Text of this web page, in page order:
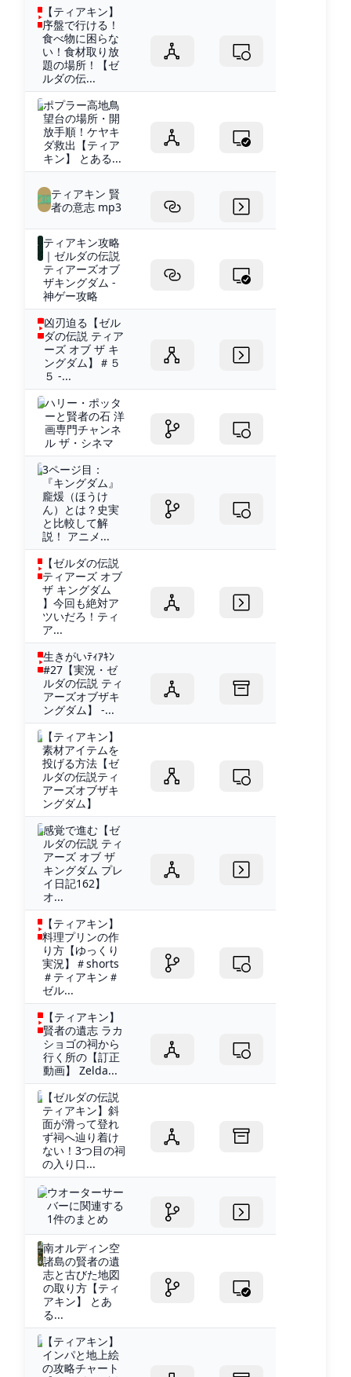
【ティアキン】
序盤で行ける！
食べ物に困らな
い！食材取り放
題の場所！【ゼ
ルダの伝...
ポプラー高地鳥
望台の場所・開
放手順！ケヤキ
ダ救出【ティア
キン】 とある...
ティアキン 賢
者の意志 mp3
ティアキン攻略
｜ゼルダの伝説
ティアーズオブ
ザキングダム -
神ゲー攻略
凶刃迫る【ゼル
ダの伝説 ティア
ーズ オブ ザ キ
ングダム】＃５
５ -...
ハリー・ポッタ
ーと賢者の石 洋
画専門チャンネ
ル ザ・シネマ
3ページ目：
『キングダム』
龐煖（ほうけ
ん）とは？史実
と比較して解
説！ アニメ...
【ゼルダの伝説
ティアーズ オブ
ザ キングダム
】今回も絶対ア
ツいだろ！ティ
ア...
生きがいﾃｨｱｷﾝ
#27【実況・ゼ
ルダの伝説 ティ
アーズオブザキ
ングダム】 -...
【ティアキン】
素材アイテムを
投げる方法【ゼ
ルダの伝説ティ
アーズオブザキ
ングダム】
感覚で進む【ゼ
ルダの伝説 ティ
アーズ オブ ザ
キングダム プレ
イ日記162】
オ...
【ティアキン】
料理プリンの作
り方【ゆっくり
実況】＃shorts
＃ティアキン＃
ゼル...
【ティアキン】
賢者の遺志 ラカ
ショゴの祠から
行く所の【訂正
動画】 Zelda...
【ゼルダの伝説
ティアキン】斜
面が滑って登れ
ず祠へ辿り着け
ない！3つ目の祠
の入り口...
ウオーターサー
バーに関連する
1件のまとめ
南オルディン空
諸島の賢者の遺
志と古びた地図
の取り方【ティ
アキン】 とあ
る...
【ティアキン】
インパと地上絵
の攻略チャート